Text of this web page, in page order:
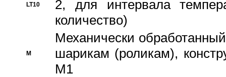
LT10
2, для интервала
количество)
M
Механически
шарикам (роликам),
M1